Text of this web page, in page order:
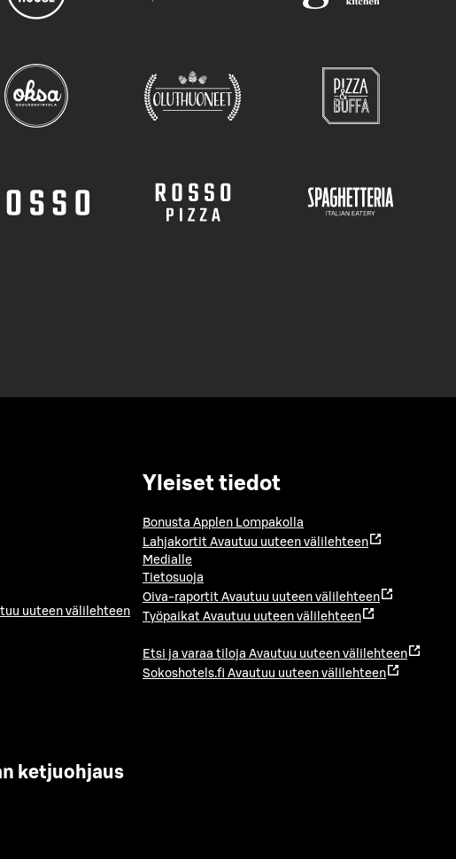
uuteen välilehteen
Yleiset tiedot
Bonusta Applen Lompakolla
Lahjakortit Avautuu uuteen välilehteen
Medialle
Tietosuoja
Oiva-raportit Avautuu uuteen välilehteen
Työpaikat Avautuu uuteen välilehteen
Etsi ja varaa tiloja Avautuu uuteen välilehteen
Sokoshotels.fi Avautuu uuteen välilehteen
ketjuohjaus